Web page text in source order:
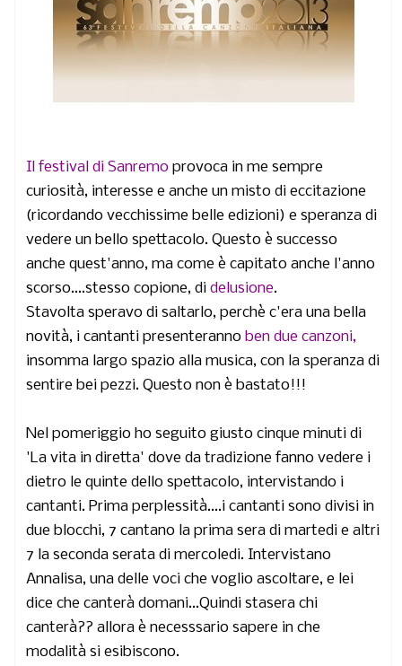
Il festival di Sanremo provoca in me sempre
curiosità, interesse e anche un misto di eccitazione
(ricordando vecchissime belle edizioni) e speranza di
vedere un bello spettacolo. Questo è successo
anche quest'anno, ma come è capitato anche l'anno
scorso....stesso copione, didelusione.
Stavolta speravo di saltarlo, perchè c'era una bella
novità, i cantanti presenteranno ben due canzoni,
insomma largo spazio alla musica, con la speranza di
sentire bei pezzi. Questo non è bastato!!!
Nel pomeriggio ho seguito giusto cinque minuti di
'La vita in diretta' dove da tradizione fanno vedere i
dietro le quinte dello spettacolo, intervistando i
cantanti. Prima perplessità....i cantanti sono divisi in
due blocchi, 7 cantano la prima sera di martedi e altri
7 la seconda serata di mercoledi. Intervistano
Annalisa, una delle voci che voglio ascoltare, e lei
dice che canterà domani...Quindi stasera chi
canterà?? allora è necesssario sapere in che
modalità si esibiscono.